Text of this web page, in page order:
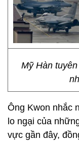
Mỹ Hàn
Ông Kwon nhắc
lo ngại của
vực gần đây,